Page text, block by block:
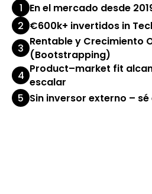
1
En el mercado desde
2 €600k+ invertidos in
3 Rentable y Crecimiento
(Bootstrapping)
4 Product–market fit
escalar
5 Sin inversor externo –